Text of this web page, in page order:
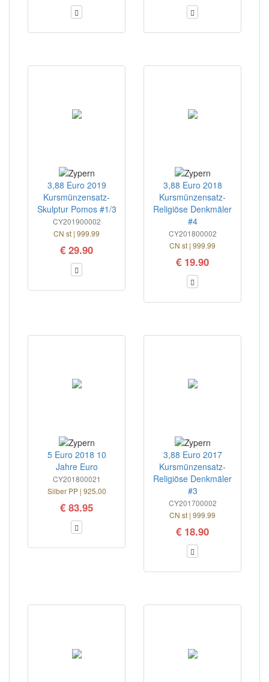
3,88 Euro 2019
Kursmünzensatz-
Skulptur Pomos #1/3
CY201900002
CN st | 999.99
€ 29.90
3,88 Euro 2018
Kursmünzensatz-
Religiöse Denkmäler
#4
CY201800002
CN st | 999.99
€ 19.90
5 Euro 2018 10
Jahre Euro
CY201800021
Silber PP | 925.00
€ 83.95
3,88 Euro 2017
Kursmünzensatz-
Religiöse Denkmäler
#3
CY201700002
CN st | 999.99
€ 18.90